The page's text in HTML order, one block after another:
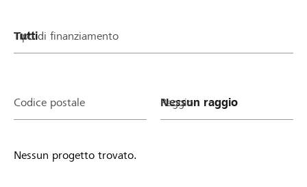
Tipo di finanziamento
Codice postale Raggio
Nessun progetto trovato.